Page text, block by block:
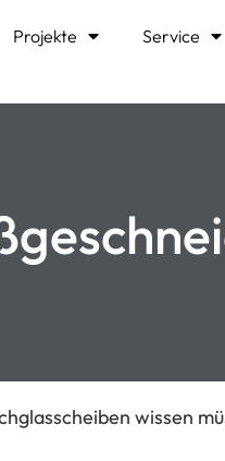
Projekte Service
wissen